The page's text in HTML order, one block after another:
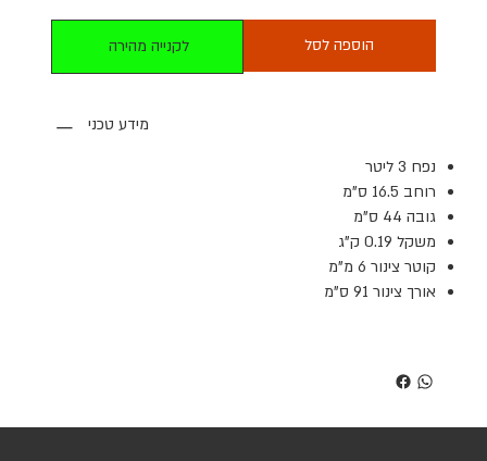
הוספה לסל לקנייה מהירה
מידע טכני
נפח 3 ליטר
רוחב 16.5 ס"מ
גובה 44 ס"מ
משקל 0.19 ק"ג
קוטר צינור 6 מ"מ
אורך צינור 91 ס"מ